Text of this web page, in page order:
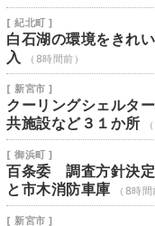
[ 紀北町 ]
白石湖の環境をきれ
入
（8時間前）
[ 新宮市 ]
クーリングシェル
共施設など３１か所
[ 御浜町 ]
百条委 調査方針決
と市木消防車庫
（8時間
[ 新宮市 ]